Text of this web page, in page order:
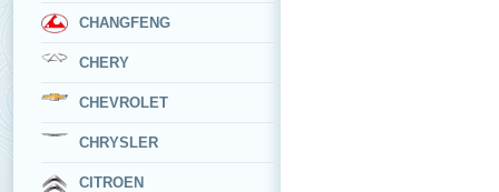
CHANGFENG
CHERY
CHEVROLET
CHRYSLER
CITROEN